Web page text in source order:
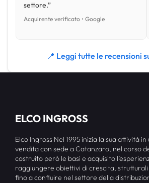
settore.”
Acquirente verificato • Google
📍 Leggi tutte le recensioni
ELCO INGROSS
Elco Ingross Nel 1995 inizia la sua attività
vendita con sede a Catanzaro, nel corso
costruito però le basi e acquisito
raggiungere obiettivi di crescita,
fino a confluire nel settore della